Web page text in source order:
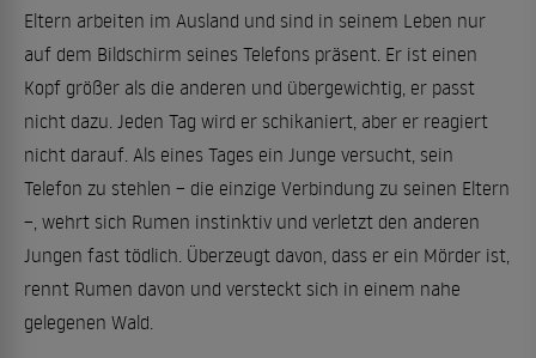
Eltern arbeiten im Ausland und sind in seinem Leben nur
auf dem Bildschirm seines Telefons präsent. Er ist einen
Kopf größer als die anderen und übergewichtig, er passt
nicht dazu. Jeden Tag wird er schikaniert, aber er reagiert
nicht darauf. Als eines Tages ein Junge versucht, sein
Telefon zu stehlen – die einzige Verbindung zu seinen Eltern
–, wehrt sich Rumen instinktiv und verletzt den anderen
Jungen fast tödlich. Überzeugt davon, dass er ein Mörder ist,
rennt Rumen davon und versteckt sich in einem nahe
gelegenen Wald.